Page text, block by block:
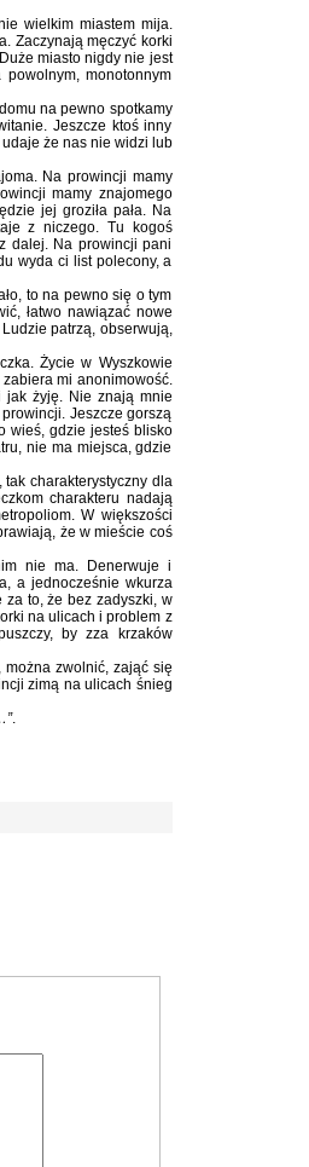
wielkim miastem mija.
Zaczynają męczyć korki
miasto nigdy nie jest
monotonnym
na pewno spotkamy
Jeszcze ktoś inny
że nas nie widzi lub
Na prowincji mamy
mamy znajomego
jej groziła pała. Na
z niczego. Tu kogoś
dalej. Na prowincji pani
wyda ci list polecony, a
to na pewno się o tym
łatwo nawiązać nowe
patrzą, obserwują,
Życie w Wyszkowie
zabiera mi anonimowość.
żyję. Nie znają mnie
Jeszcze gorszą
wieś, gdzie jesteś blisko
nie ma miejsca, gdzie
tak charakterystyczny dla
charakteru nadają
W większości
że w mieście coś
nie ma. Denerwuje i
a jednocześnie wkurza
to, że bez zadyszki, w
na ulicach i problem z
by zza krzaków
można zwolnić, zająć się
zimą na ulicach śnieg
.